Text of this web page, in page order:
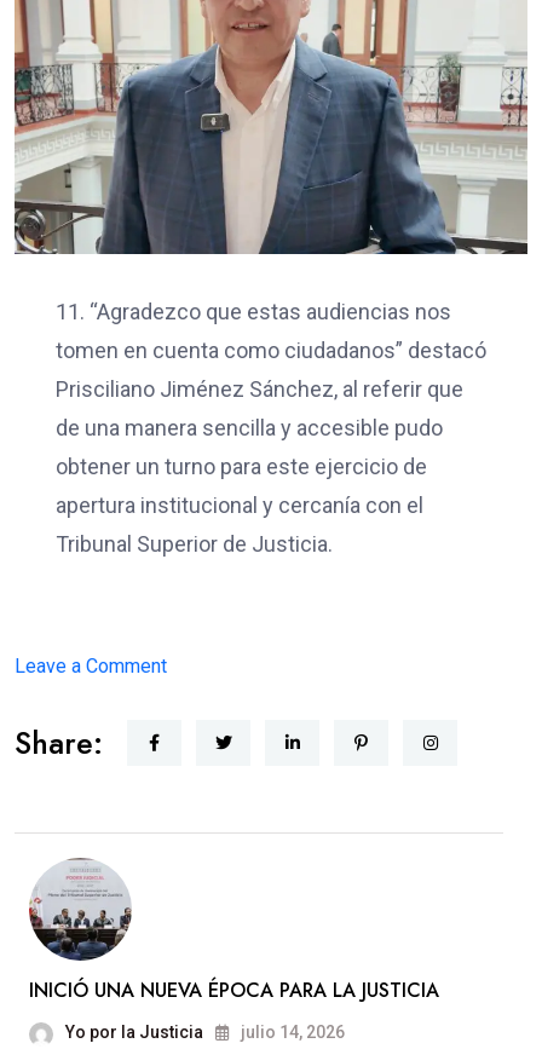
11. “Agradezco que estas audiencias nos
tomen en cuenta como ciudadanos” destacó
Prisciliano Jiménez Sánchez, al referir que
de una manera sencilla y accesible pudo
obtener un turno para este ejercicio de
apertura institucional y cercanía con el
Tribunal Superior de Justicia.
Leave a Commenton
CERCANA
Share:
INICIÓ UNA NUEVA ÉPOCA PARA LA JUSTICIA
Yo por la Justicia julio 14, 2026